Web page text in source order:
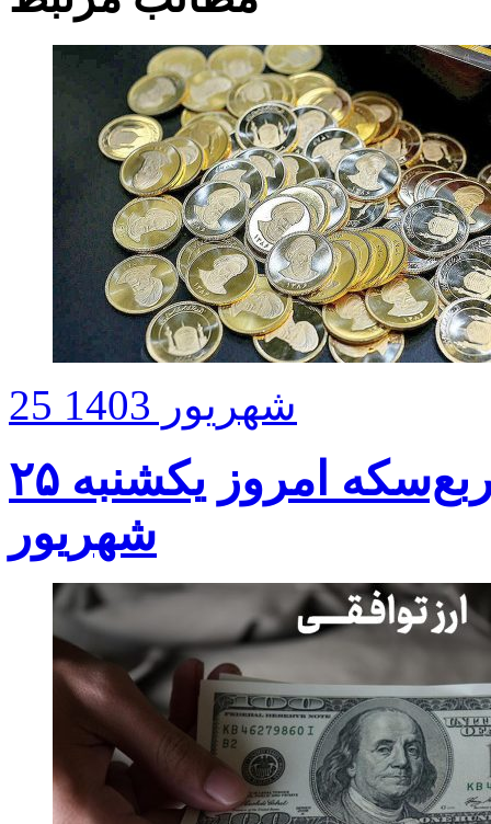
25 شهریور 1403
قیمت سکه، نیم‌سکه و ربع‌سکه امروز یکشنبه ۲۵
شهریور